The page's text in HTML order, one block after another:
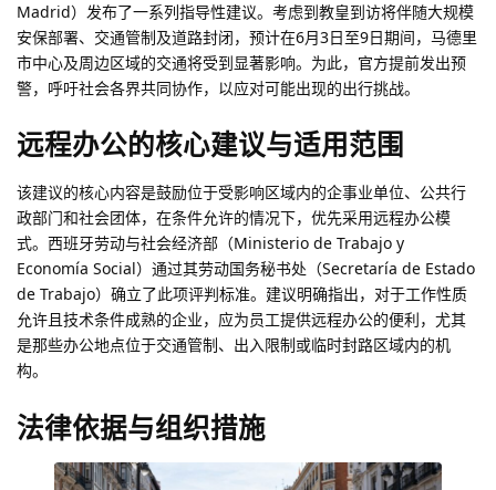
Madrid）发布了一系列指导性建议。考虑到教皇到访将伴随大规模
安保部署、交通管制及道路封闭，预计在6月3日至9日期间，马德里
市中心及周边区域的交通将受到显著影响。为此，官方提前发出预
警，呼吁社会各界共同协作，以应对可能出现的出行挑战。
远程办公的核心建议与适用范围
该建议的核心内容是鼓励位于受影响区域内的企事业单位、公共行
政部门和社会团体，在条件允许的情况下，优先采用远程办公模
式。西班牙劳动与社会经济部（Ministerio de Trabajo y
Economía Social）通过其劳动国务秘书处（Secretaría de Estado
de Trabajo）确立了此项评判标准。建议明确指出，对于工作性质
允许且技术条件成熟的企业，应为员工提供远程办公的便利，尤其
是那些办公地点位于交通管制、出入限制或临时封路区域内的机
构。
法律依据与组织措施